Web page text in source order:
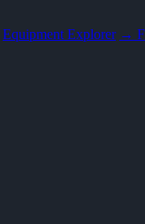
Equipment Explorer →